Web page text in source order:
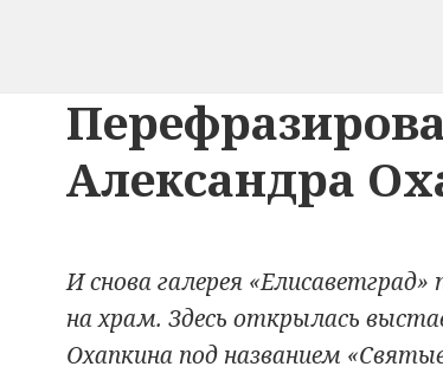
Александра
И снова галерея «Елисаветград»
на храм. Здесь открылась
Охапкина под названием